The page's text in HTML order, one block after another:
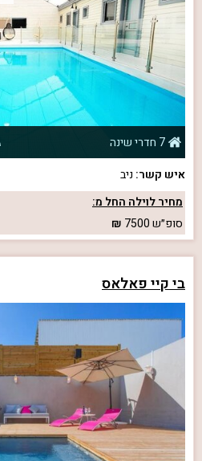
7 חדרי שינה
איש קשר: ניב
מחיר לוילה החל מ:
סופ״ש7500
בי קיי פאלאס